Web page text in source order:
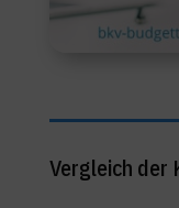
Vergleich der